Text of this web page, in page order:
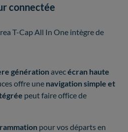
connectée
T-Cap All In One intègre de
générationavecécran haute
offre une navigation simple et
peut faire office de
pour vos départs en